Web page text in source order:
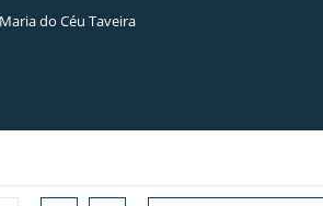
Maria do Céu Taveira